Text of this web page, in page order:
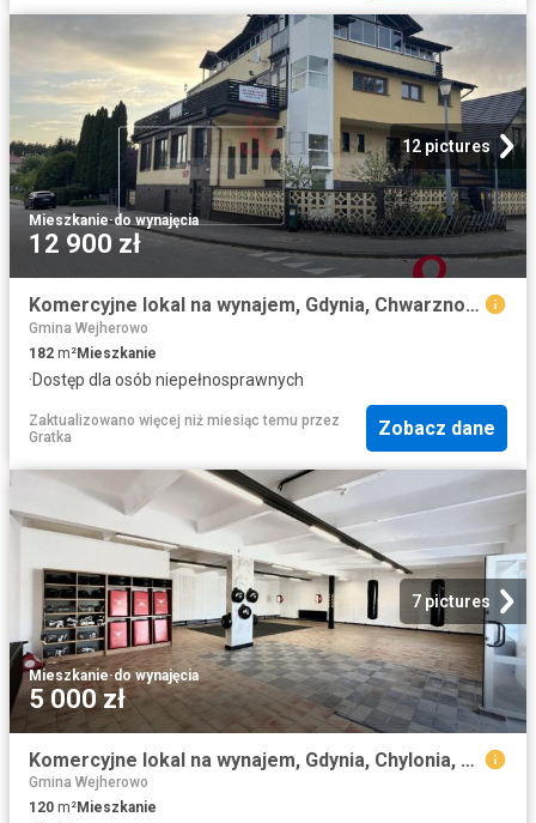
12 pictures
Mieszkanie·do wynajęcia
12 900 zł
Komercyjne lokal na wynajem, Gdynia, Chwarzno Wiczlino, Merkurego
Gmina Wejherowo
182 m²Mieszkanie
·Dostęp dla osób niepełnosprawnych
Zaktualizowano więcej niż miesiąc temu przez
Gratka
Zobacz dane
7 pictures
Mieszkanie·do wynajęcia
5 000 zł
Komercyjne lokal na wynajem, Gdynia, Chylonia, Hutnicza
Gmina Wejherowo
120 m²Mieszkanie